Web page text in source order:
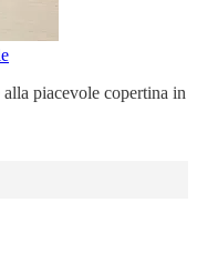
piacevole copertina in